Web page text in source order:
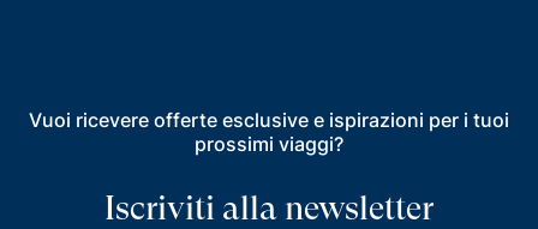
Vuoi ricevere offerte esclusive e ispirazioni per i tuoi
prossimi viaggi?
Iscriviti alla newsletter